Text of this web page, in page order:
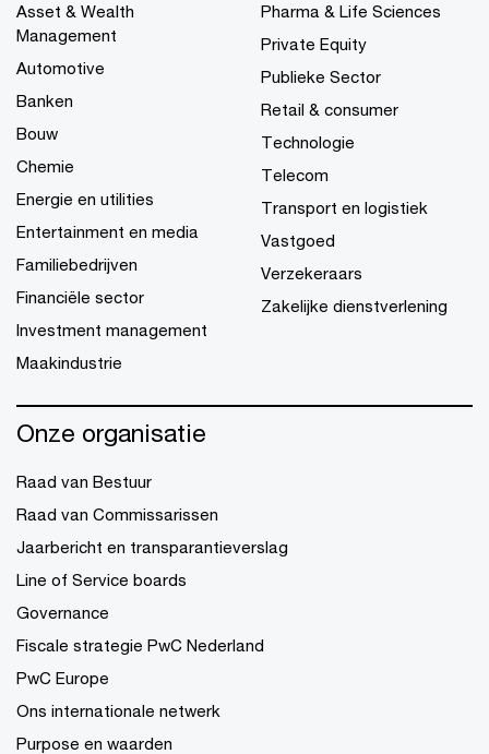
Asset & Wealth
Management
Automotive
Banken
Bouw
Chemie
Energie en utilities
Entertainment en media
Familiebedrijven
Financiële sector
Investment management
Maakindustrie
Pharma & Life Sciences
Private Equity
Publieke Sector
Retail & consumer
Technologie
Telecom
Transport en logistiek
Vastgoed
Verzekeraars
Zakelijke dienstverlening
Onze organisatie
Raad van Bestuur
Raad van Commissarissen
Jaarbericht en transparantieverslag
Line of Service boards
Governance
Fiscale strategie PwC Nederland
PwC Europe
Ons internationale netwerk
Purpose en waarden